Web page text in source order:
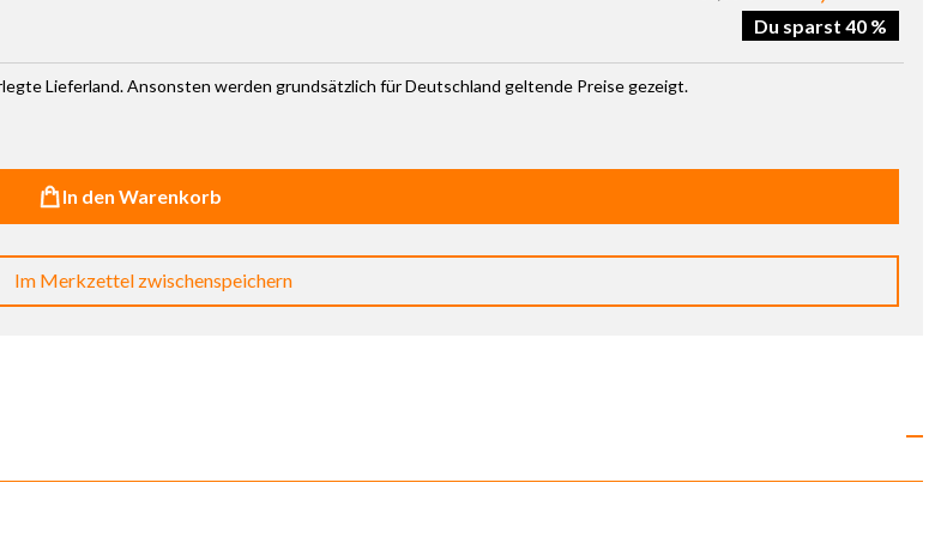
Du sparst 40 %
Lieferland. Ansonsten werden grundsätzlich für Deutschland geltende Preise gezeigt.
In den Warenkorb
Im Merkzettel zwischenspeichern